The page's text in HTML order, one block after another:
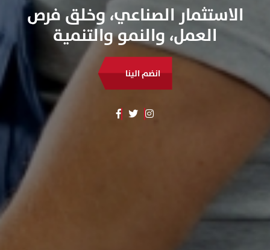
الاستثمار الصناعي، وخلق فرص
العمل، والنمو والتنمية
انضم الينا